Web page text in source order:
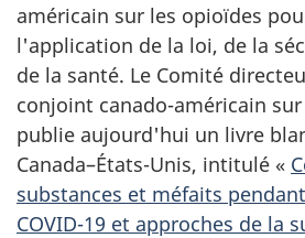
américain sur les opioïdes
l'application de la loi, de la
de la santé. Le Comité
conjoint canado-américain
publie aujourd'hui un livre
Canada–États-Unis, intitulé «
substances et méfaits
COVID-19 et approches de la